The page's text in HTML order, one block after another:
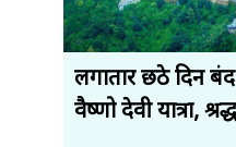
लगातार छठे दिन बंद
वैष्णो देवी यात्रा,